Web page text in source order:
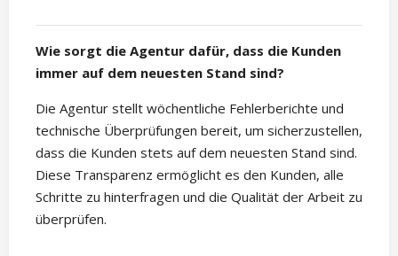
Wie sorgt die Agentur dafür, dass die Kunden
immer auf dem neuesten Stand sind?
Die Agentur stellt wöchentliche Fehlerberichte und
technische Überprüfungen bereit, um sicherzustellen,
dass die Kunden stets auf dem neuesten Stand sind.
Diese Transparenz ermöglicht es den Kunden, alle
Schritte zu hinterfragen und die Qualität der Arbeit zu
überprüfen.